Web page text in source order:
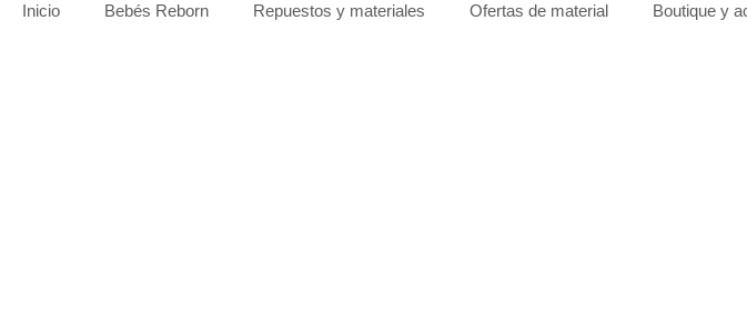
Inicio Bebés Reborn Repuestos y materiales Ofertas de material Boutique y